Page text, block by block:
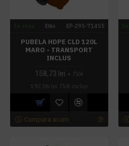
Elko EP-295-71455
PUBELA HDPE CLD 120L
MARO - TRANSPORT
INCLUS
158,73 lei + TVA
192,06 lei TVA inclus
Cumpara acum